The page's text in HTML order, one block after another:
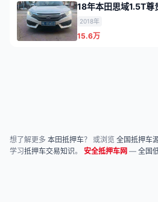
18年本田思域1.5T尊
2018年
15.6万
想了解更多 本田抵押车？ 或浏览 全国抵押车
学习抵押车交易知识。 安全抵押车网 — 全国